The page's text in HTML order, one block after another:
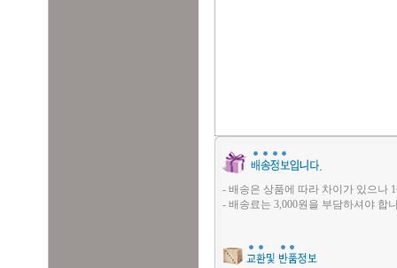
- 배송은 상품에 따라 차이가 있으나
- 배송료는 3,000원을 부담하셔야 합